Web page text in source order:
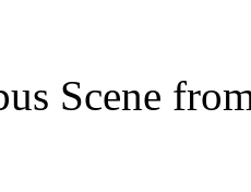
Scene